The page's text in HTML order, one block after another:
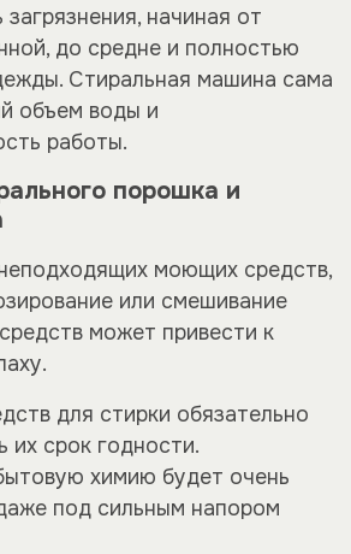
начиная от
до средне и полностью
Стиральная машина сама
объем воды и
работы.
порошка и
моющих средств,
или смешивание
может привести к
для стирки обязательно
их срок годности.
химию будет очень
под сильным напором